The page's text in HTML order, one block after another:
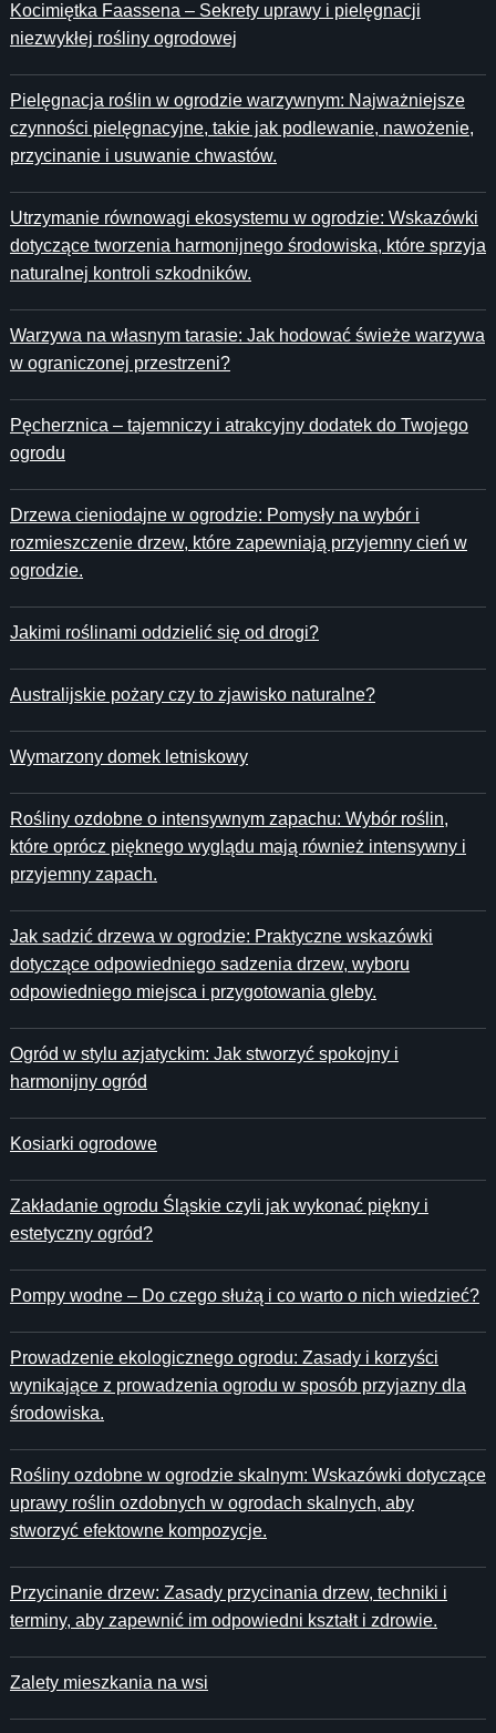
Kocimiętka Faassena – Sekrety uprawy i pielęgnacji
niezwykłej rośliny ogrodowej
Pielęgnacja roślin w ogrodzie warzywnym: Najważniejsze
czynności pielęgnacyjne, takie jak podlewanie, nawożenie,
przycinanie i usuwanie chwastów.
Utrzymanie równowagi ekosystemu w ogrodzie: Wskazówki
dotyczące tworzenia harmonijnego środowiska, które sprzyja
naturalnej kontroli szkodników.
Warzywa na własnym tarasie: Jak hodować świeże warzywa
w ograniczonej przestrzeni?
Pęcherznica – tajemniczy i atrakcyjny dodatek do Twojego
ogrodu
Drzewa cieniodajne w ogrodzie: Pomysły na wybór i
rozmieszczenie drzew, które zapewniają przyjemny cień w
ogrodzie.
Jakimi roślinami oddzielić się od drogi?
Australijskie pożary czy to zjawisko naturalne?
Wymarzony domek letniskowy
Rośliny ozdobne o intensywnym zapachu: Wybór roślin,
które oprócz pięknego wyglądu mają również intensywny i
przyjemny zapach.
Jak sadzić drzewa w ogrodzie: Praktyczne wskazówki
dotyczące odpowiedniego sadzenia drzew, wyboru
odpowiedniego miejsca i przygotowania gleby.
Ogród w stylu azjatyckim: Jak stworzyć spokojny i
harmonijny ogród
Kosiarki ogrodowe
Zakładanie ogrodu Śląskie czyli jak wykonać piękny i
estetyczny ogród?
Pompy wodne – Do czego służą i co warto o nich wiedzieć?
Prowadzenie ekologicznego ogrodu: Zasady i korzyści
wynikające z prowadzenia ogrodu w sposób przyjazny dla
środowiska.
Rośliny ozdobne w ogrodzie skalnym: Wskazówki dotyczące
uprawy roślin ozdobnych w ogrodach skalnych, aby
stworzyć efektowne kompozycje.
Przycinanie drzew: Zasady przycinania drzew, techniki i
terminy, aby zapewnić im odpowiedni kształt i zdrowie.
Zalety mieszkania na wsi